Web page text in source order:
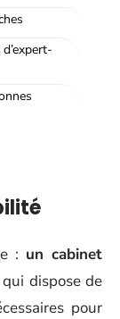
: un cabinet
dispose de
pour